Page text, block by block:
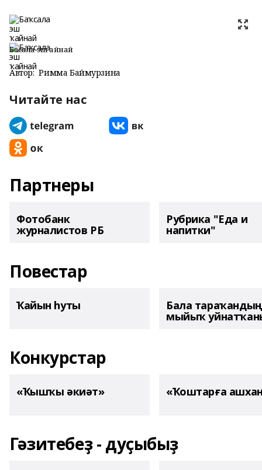
Баҡсала эш ҡайнай
Автор: Римма Баймурзина
Читайте нас
Партнеры
Фотобанк
журналистов РБ
Рубрика "Еда и
напитки"
Повестар
Ҡайын һуты Бала тараҡандың
мыйыҡ
Конкурстар
«Ҡышҡы әкиәт» «Ҡоштарға
Гәзитебеҙ - дуҫыбыҙ